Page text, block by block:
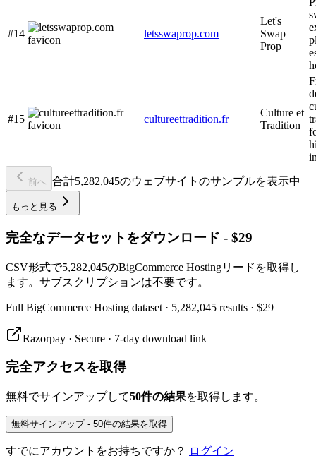
#14 letsswaprop.com
Let's
Swap
Prop
#15 cultureettradition.fr
Culture et
Tradition
前へ 合計5,282,045のウェブサイトのサンプルを表示中
もっと見る
完全なデータセットをダウンロード - $29
CSV形式で5,282,045のBigCommerce Hostingリードを取得し
ます。サブスクリプションは不要です。
Full BigCommerce Hosting dataset · 5,282,045 results · $29
Razorpay · Secure · 7-day download link
完全アクセスを取得
無料でサインアップして50件の結果を取得します。
無料サインアップ - 50件の結果を取得
すでにアカウントをお持ちですか？ ログイン